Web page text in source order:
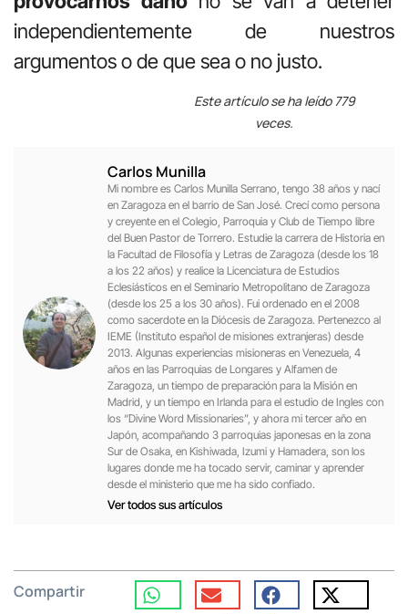
independientemente de nuestros
argumentos o de que sea o no justo.
Este artículo se ha leído 779
veces.
Carlos Munilla
Mi nombre es Carlos Munilla Serrano, tengo 38 años y nací
en Zaragoza en el barrio de San José. Crecí como persona
y creyente en el Colegio, Parroquia y Club de Tiempo libre
del Buen Pastor de Torrero. Estudie la carrera de Historia en
la Facultad de Filosofía y Letras de Zaragoza (desde los 18
a los 22 años) y realice la Licenciatura de Estudios
Eclesiásticos en el Seminario Metropolitano de Zaragoza
(desde los 25 a los 30 años). Fui ordenado en el 2008
como sacerdote en la Diócesis de Zaragoza. Pertenezco al
IEME (Instituto español de misiones extranjeras) desde
2013. Algunas experiencias misioneras en Venezuela, 4
años en las Parroquias de Longares y Alfamen de
Zaragoza, un tiempo de preparación para la Misión en
Madrid, y un tiempo en Irlanda para el estudio de Ingles con
los “Divine Word Missionaries”, y ahora mi tercer año en
Japón, acompañando 3 parroquias japonesas en la zona
Sur de Osaka, en Kishiwada, Izumi y Hamadera, son los
lugares donde me ha tocado servir, caminar y aprender
desde el ministerio que me ha sido confiado.
Ver todos sus artículos
Compartir